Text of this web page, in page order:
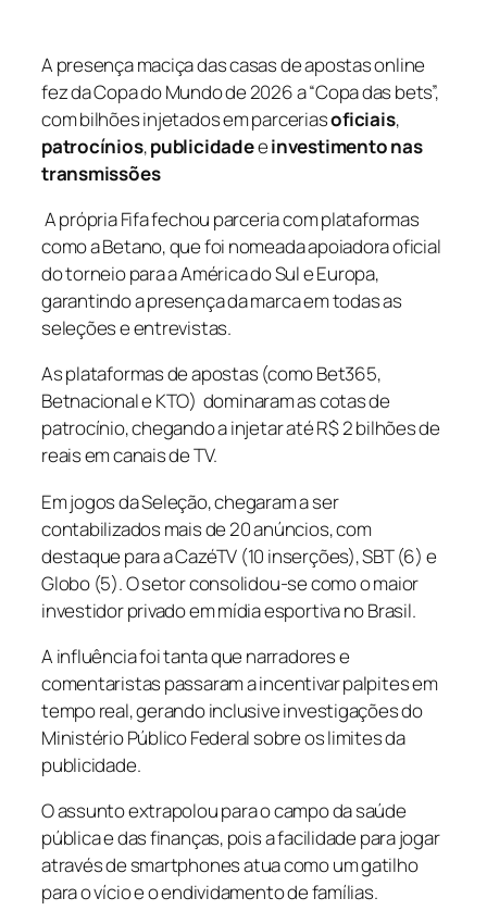
A presença maciça das casas de apostas online
fez da Copa do Mundo de 2026 a “Copa das bets”,
com bilhões injetados em parceriasoficiais,
patrocínios,publicidadeeinvestimento nas
transmissões
A própria Fifa fechou parceria com plataformas
como a Betano, que foi nomeada apoiadora oficial
do torneio para a América do Sul e Europa,
garantindo a presença da marca em todas as
seleções e entrevistas.
As plataformas de apostas (comoBet365,
Betnacionale KTO) dominaram as cotas de
patrocínio, chegando a injetar até R$ 2 bilhões de
reais em canais de TV.
Em jogos da Seleção, chegaram a ser
contabilizados mais de 20 anúncios, com
destaque para a CazéTV (10 inserções), SBT (6) e
Globo (5). O setor consolidou-se como o maior
investidor privado em mídia esportiva no Brasil.
A influência foi tanta que narradores e
comentaristas passaram a incentivar palpites em
tempo real, gerando inclusive investigações do
Ministério Público Federal sobre os limites da
publicidade.
O assunto extrapolou para o campo da saúde
pública e das finanças, pois a facilidade para jogar
através de smartphonesatua como um gatilho
para o vício e o endividamento de famílias.